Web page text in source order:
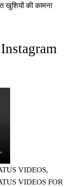
की कामना
VIDEOS,
VIDEOS FOR